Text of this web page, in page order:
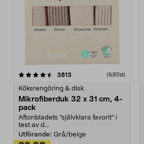
3813 (9,97/st)
Köksrengöring & disk
Mikrofiberduk 32 x 31 cm, 4-
pack
Aftonbladets "självklara favorit” i
test av d...
Utförande: Grå/beige
4.0av 5 stjärnor